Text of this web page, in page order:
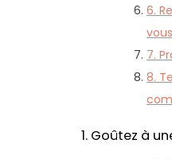
6.
7.
8.
1. Goûtez à